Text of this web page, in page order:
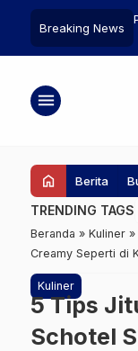
Breaking News
Pati: Korban
Sejak Tahun
menu
home Berita
TRENDING TAGS
Beranda » Kuliner »
Creamy Seperti di
Kuliner
5 Tips
Schotel